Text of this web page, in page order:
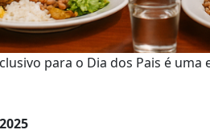
para o Dia dos Pais é